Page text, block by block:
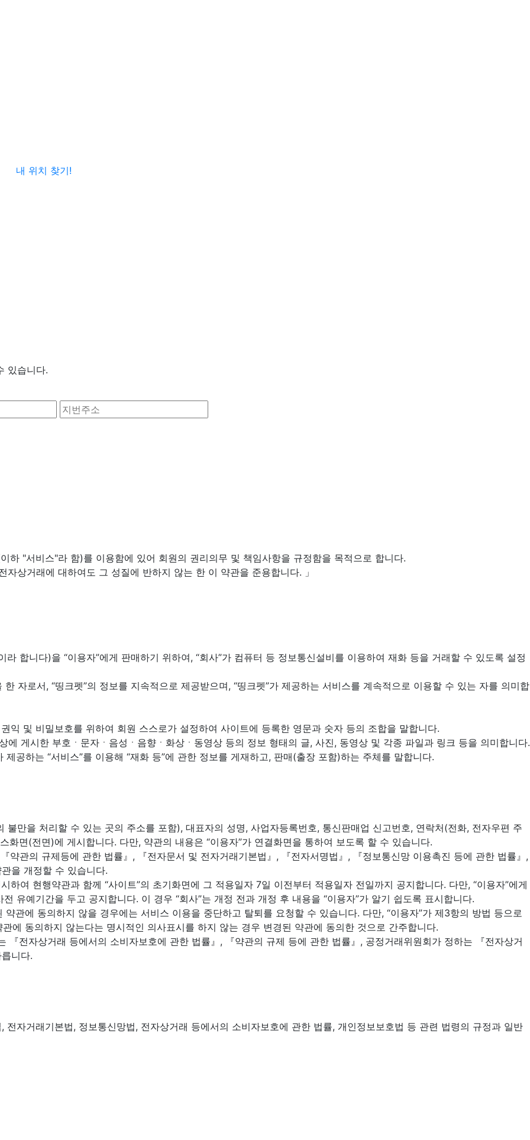
내 위치 찾기!
있습니다.
하 "서비스"라 함)를 이용함에 있어 회원의 권리의무 및 책임사항을 규정함을 목적으로 합니다.
상거래에 대하여도 그 성질에 반하지 않는 한 이 약관을 준용합니다. 」
라 합니다)을 “이용자”에게 판매하기 위하여, “회사”가 컴퓨터 등 정보통신설비를 이용하여 재화 등을 거래할 수 있도록 설정
자로서, “띵크펫”의 정보를 지속적으로 제공받으며, “띵크펫”가 제공하는 서비스를 계속적으로 이용할 수 있는 자를 의미합
익 및 비밀보호를 위하여 회원 스스로가 설정하여 사이트에 등록한 영문과 숫자 등의 조합을 말합니다.
에 게시한 부호ㆍ문자ㆍ음성ㆍ음향ㆍ화상ㆍ동영상 등의 정보 형태의 글, 사진, 동영상 및 각종 파일과 링크 등을 의미합니다.
제공하는 “서비스”를 이용해 “재화 등”에 관한 정보를 게재하고, 판매(출장 포함)하는 주체를 말합니다.
불만을 처리할 수 있는 곳의 주소를 포함), 대표자의 성명, 사업자등록번호, 통신판매업 신고번호, 연락처(전화, 전자우편 주
화면(전면)에 게시합니다. 다만, 약관의 내용은 “이용자”가 연결화면을 통하여 보도록 할 수 있습니다.
약관의 규제등에 관한 법률』, 『전자문서 및 전자거래기본법』, 『전자서명법』, 『정보통신망 이용촉진 등에 관한 법률』,
을 개정할 수 있습니다.
하여 현행약관과 함께 “사이트”의 초기화면에 그 적용일자 7일 이전부터 적용일자 전일까지 공지합니다. 다만, “이용자”에게
유예기간을 두고 공지합니다. 이 경우 “회사”는 개정 전과 개정 후 내용을 “이용자”가 알기 쉽도록 표시합니다.
관에 동의하지 않을 경우에는 서비스 이용을 중단하고 탈퇴를 요청할 수 있습니다. 다만, “이용자”가 제3항의 방법 등으로
에 동의하지 않는다는 명시적인 의사표시를 하지 않는 경우 변경된 약관에 동의한 것으로 간주합니다.
전자상거래 등에서의 소비자보호에 관한 법률』, 『약관의 규제 등에 관한 법률』, 공정거래위원회가 정하는 『전자상거
니다.
자거래기본법, 정보통신망법, 전자상거래 등에서의 소비자보호에 관한 법률, 개인정보보호법 등 관련 법령의 규정과 일반